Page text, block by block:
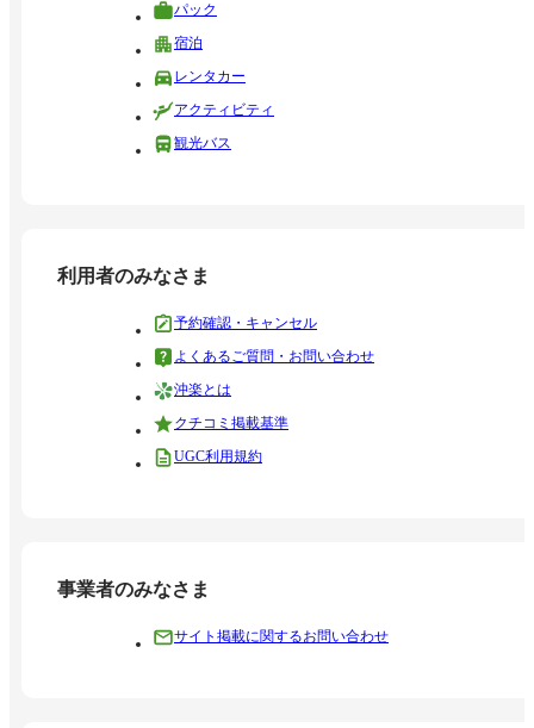
パック
宿泊
レンタカー
アクティビティ
観光バス
利用者のみなさま
予約確認・キャンセル
よくあるご質問・お問い合わせ
沖楽とは
クチコミ掲載基準
UGC利用規約
事業者のみなさま
サイト掲載に関するお問い合わせ